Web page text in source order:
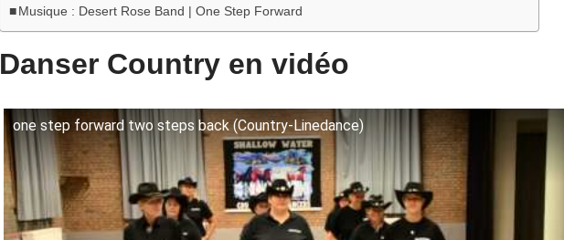
Musique : Desert Rose Band | One Step Forward
Danser Country en vidéo
one step forward two steps back (Country-Linedance)